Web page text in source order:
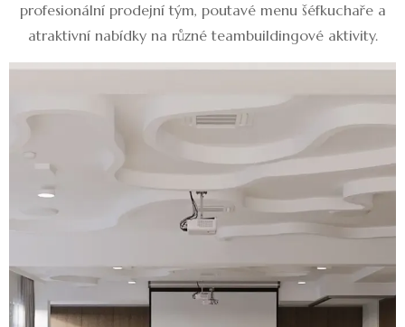
profesionální prodejní tým, poutavé menu šéfkuchaře a
atraktivní nabídky na různé teambuildingové aktivity.